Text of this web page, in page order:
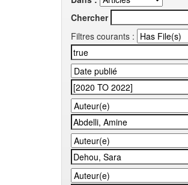
Chercher
Filtres courants :